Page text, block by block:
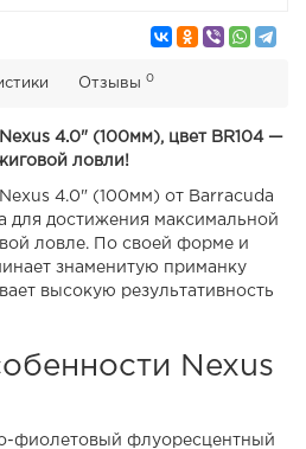
Отзывы 0
4.0" (100мм), цвет BR104 —
ловли!
4.0" (100мм) от Barracuda
для достижения максимальной
ловле. По своей форме и
знаменитую приманку
высокую результативность
Nexus
фиолетовый флуоресцентный